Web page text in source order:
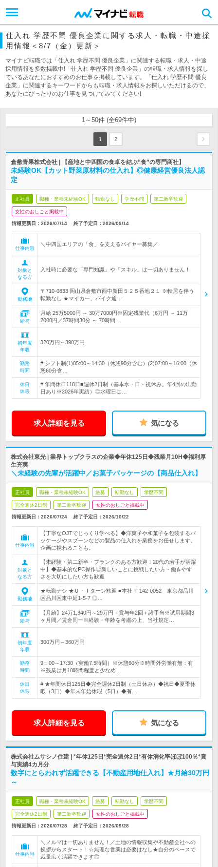
仕入れ 学歴不問 優良企業に関する求人・転職・中途採
用情報＜8/7（金）更新＞
マイナビ転職では「仕入れ 学歴不問 優良企業」に関連する転職・求人・中途
採用情報を多数掲載中!「仕入れ 学歴不問 優良企業」の転職・求人情報を探し
ているあなたにおすすめのお仕事を掲載しています。「仕入れ 学歴不問 優良
企業」に関連するキーワードからも転職・求人情報をお探しいただけるので、
あなたにぴったりのお仕事を見つけてみてください!
1～50件 (全69件中)
1 2
倉敷青果株式会社 | 【産地と中四国の食卓を結ぶ”食”の専門商社】
未経験OK【カット野菜原材料の仕入れ】◎健康経営優良法人認
定
正社員 職種・業種未経験OK 転勤なし 学歴不問 第二新卒歓迎
女性のおしごと掲載中
情報更新日：2026/07/14 終了予定日： 2026/09/14
仕事内容
＼中四国エリアの「食」を支えるバイヤー募集／
対象と
なる方
入社時に必要な「専門知識」や「スキル」は一切ありません！
勤務地
〒710-0833 岡山県倉敷市西中新田５２５番地２１ ※転居を伴う
転勤なし ★マイカー、バイク通…
給与
月給 25万5000円 ～ 30万7000円※固定残業代（6万円 ～ 11万
2000円／37時間30分 ～ 70時間…
初年度
年収
320万円～390万円
勤務
時間
# シフト制(1)05:00～14:30（休憩90分含む）(2)07:00～16:00（休
憩60分含…
休日
休暇
# 年間休日118日■週休2日制（基本水・日・祝休み。年4回の出勤
日あり※2026年実績）◎水曜日は…
求人詳細を見る 気になる
株式会社東光 | 業界トップクラスの企業◆年休125日◆残業月10H◆福利厚
生充実
＼未経験の先輩が活躍中／お菓子パッケージの【商品仕入れ】
正社員 職種・業種未経験OK 急募 転勤なし 学歴不問
完全週休2日制 第二新卒歓迎 女性のおしごと掲載中
情報更新日：2026/07/24 終了予定日： 2026/10/22
仕事内容
【丁寧なOJTでじっくり学べる】◆洋菓子や和菓子を包装するパ
ッケージやスプーンなどの製品の仕入れを業務をお任せします。
企画に携わることも。
対象と
なる方
【未経験・第二新卒・ブランクのある方歓迎！20代の若手が活躍
中】◆基本的なPC操作◎新しいことに挑戦したい方・働きやす
さを大切にしたい方も歓迎
勤務地
★転勤ナシ ★Ｕ・Ｉターン歓迎 ■本社 〒142-0052 東京都品川
区品川区東中延1-5-7 ◎…
給与
【月給】24万1,340円～29万円＋賞与年2回＋諸手当※試用期間3
ヶ月間／賃金同一※経験・年齢を考慮の上、当社規定…
初年度
年収
300万円～360万円
勤務
時間
9：00～17:30（実働7.5時間）※休憩60分※時間外労働有無：有
※残業は月10時間程度と少なめ…
休日
休暇
# ★年間休日125日◆完全週休2日制（土日休み）◆祝日◆夏季休
暇（3日）◆年末年始休暇（5日）◆有…
求人詳細を見る 気になる
株式会社ムサシノ住建 | *年休125日*完全週休2日*有休消化率ほぼ100％*賞
与実績4カ月分
数字にとらわれず活躍できる【不動産用地仕入れ】★月給30万円
～
正社員 職種・業種未経験OK 急募 転勤なし 学歴不問
完全週休2日制 第二新卒歓迎 女性のおしごと掲載中
情報更新日：2026/07/28 終了予定日： 2026/09/28
仕事内容
＼ノルマは一切ありません！／土地の情報収集や不動産会社への
挨拶からスタート！☆無理な営業は必要はなし★自分のペースで
裁量広く活躍できます◎